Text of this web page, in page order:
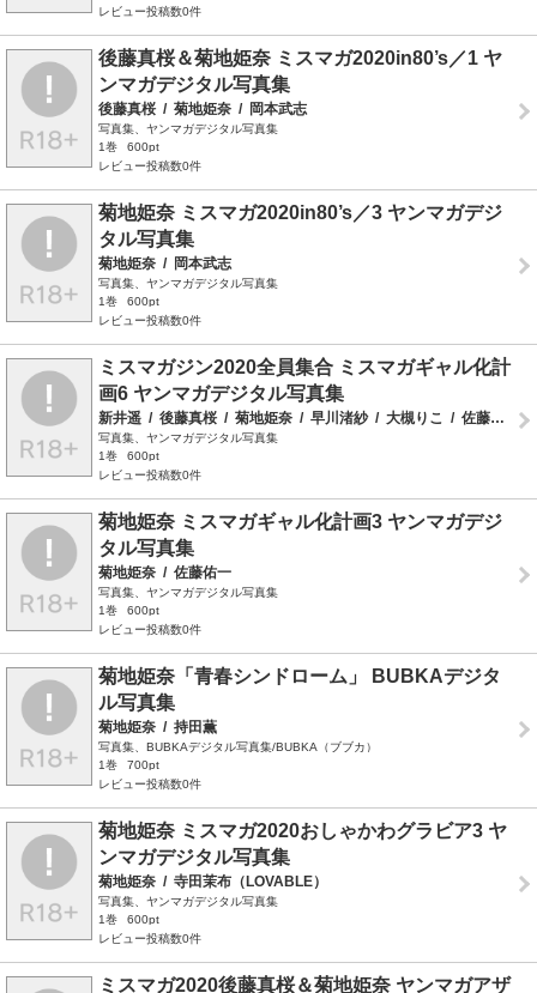
レビュー投稿数0件
後藤真桜＆菊地姫奈 ミスマガ2020in80’s／1 ヤ
ンマガデジタル写真集
後藤真桜 / 菊地姫奈 / 岡本武志
写真集、ヤンマガデジタル写真集
1巻
600pt
レビュー投稿数0件
菊地姫奈 ミスマガ2020in80’s／3 ヤンマガデジ
タル写真集
菊地姫奈 / 岡本武志
写真集、ヤンマガデジタル写真集
1巻
600pt
レビュー投稿数0件
ミスマガジン2020全員集合 ミスマガギャル化計
画6 ヤンマガデジタル写真集
新井遥 / 後藤真桜 / 菊地姫奈 / 早川渚紗 / 大槻りこ / 佐藤佑一
写真集、ヤンマガデジタル写真集
1巻
600pt
レビュー投稿数0件
菊地姫奈 ミスマガギャル化計画3 ヤンマガデジ
タル写真集
菊地姫奈 / 佐藤佑一
写真集、ヤンマガデジタル写真集
1巻
600pt
レビュー投稿数0件
菊地姫奈「青春シンドローム」 BUBKAデジタ
ル写真集
菊地姫奈 / 持田薫
写真集、BUBKAデジタル写真集/BUBKA（ブブカ）
1巻
700pt
レビュー投稿数0件
菊地姫奈 ミスマガ2020おしゃかわグラビア3 ヤ
ンマガデジタル写真集
菊地姫奈 / 寺田茉布（LOVABLE）
写真集、ヤンマガデジタル写真集
1巻
600pt
レビュー投稿数0件
ミスマガ2020後藤真桜＆菊地姫奈 ヤンマガアザ